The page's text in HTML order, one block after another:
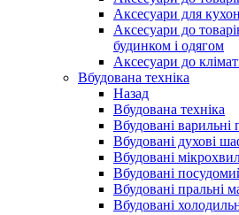
Аксесуари для
Аксесуари до
будинком і одягом
Аксесуари до
Вбудована техніка
Назад
Вбудована техніка
Вбудовані варильні
Вбудовані духові
Вбудовані
Вбудовані
Вбудовані пральні
Вбудовані